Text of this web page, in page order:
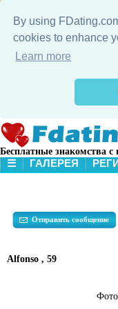
By using
cookies to enhance
Learn more
Бесплатные знакомства с
☰
ПОИСК
ГАЛЕРЕЯ
Отправить сообщение
Alfonso , 59